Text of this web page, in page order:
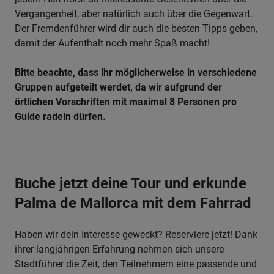
Vergangenheit, aber natürlich auch über die Gegenwart.
Der Fremdenführer wird dir auch die besten Tipps geben,
damit der Aufenthalt noch mehr Spaß macht!
Bitte beachte, dass ihr möglicherweise in verschiedene
Gruppen aufgeteilt werdet, da wir aufgrund der
örtlichen Vorschriften mit maximal 8 Personen pro
Guide radeln dürfen.
Buche jetzt deine Tour und erkunde
Palma de Mallorca mit dem Fahrrad
Haben wir dein Interesse geweckt? Reserviere jetzt! Dank
ihrer langjährigen Erfahrung nehmen sich unsere
Stadtführer die Zeit, den Teilnehmern eine passende und